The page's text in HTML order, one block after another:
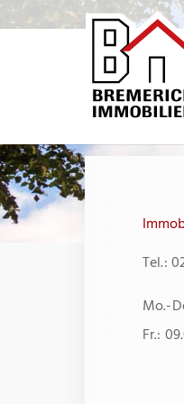
Zum
Tel.:
Mo.-
Fr.: